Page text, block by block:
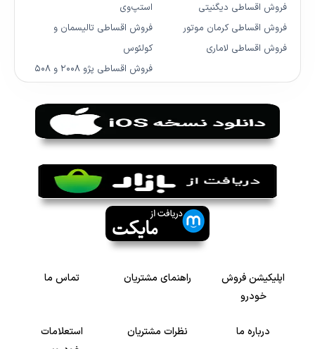
فروش اقساطی دیگنیتی
فروش اقساطی کرمان موتور
فروش اقساطی لاماری
استپ‌وی
فروش اقساطی تالیسمان و
کولئوس
فروش اقساطی پژو ۲۰۰۸ و ۵۰۸
اپلیکیشن فروش
خودرو
راهنمای مشتریان تماس ما
درباره ما نظرات مشتریان
استعلامات